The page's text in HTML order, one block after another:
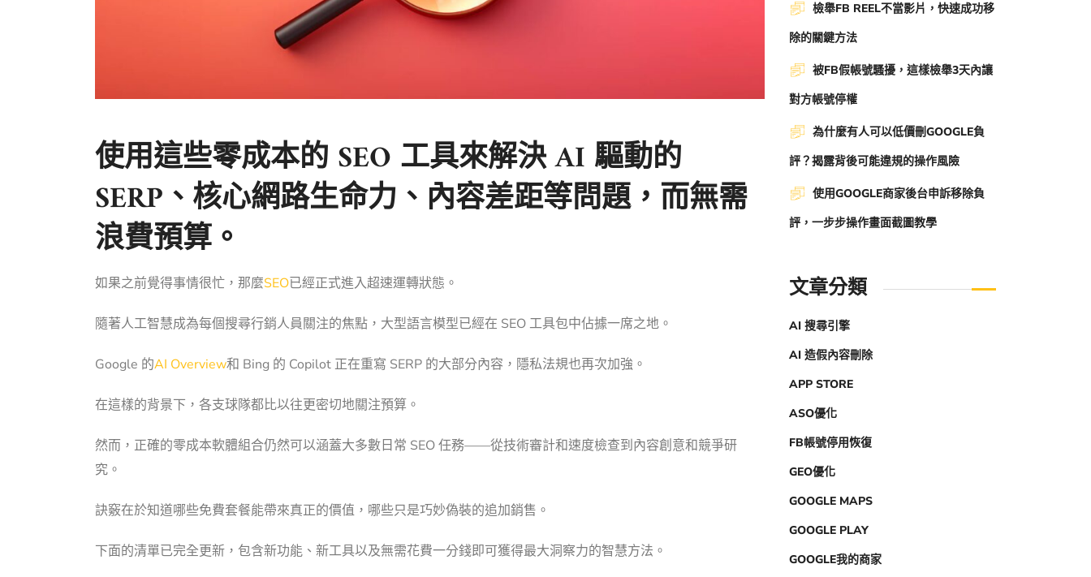
使用這些零成本的 SEO 工具來解決 AI 驅動的
SERP、核心網路生命力、內容差距等問題，而無需
浪費預算。
如果之前覺得事情很忙，那麼SEO已經正式進入超速運轉狀態。
隨著人工智慧成為每個搜尋行銷人員關注的焦點，大型語言模型已經在 SEO 工具包中佔據一席之地。
Google 的AI Overview和 Bing 的 Copilot 正在重寫 SERP 的大部分內容，隱私法規也再次加強。
在這樣的背景下，各支球隊都比以往更密切地關注預算。
然而，正確的零成本軟體組合仍然可以涵蓋大多數日常 SEO 任務——從技術審計和速度檢查到內容創意和競爭研
究。
訣竅在於知道哪些免費套餐能帶來真正的價值，哪些只是巧妙偽裝的追加銷售。
下面的清單已完全更新，包含新功能、新工具以及無需花費一分錢即可獲得最大洞察力的智慧方法。
檢舉FB REEL不當影片，快速成功移
除的關鍵方法
被FB假帳號騷擾，這樣檢舉3天內讓
對方帳號停權
為什麼有人可以低價刪GOOGLE負
評？揭露背後可能違規的操作風險
使用GOOGLE商家後台申訴移除負
評，一步步操作畫面截圖教學
文章分類
AI 搜尋引擎
AI 造假內容刪除
APP STORE
ASO優化
FB帳號停用恢復
GEO優化
GOOGLE MAPS
GOOGLE PLAY
GOOGLE我的商家